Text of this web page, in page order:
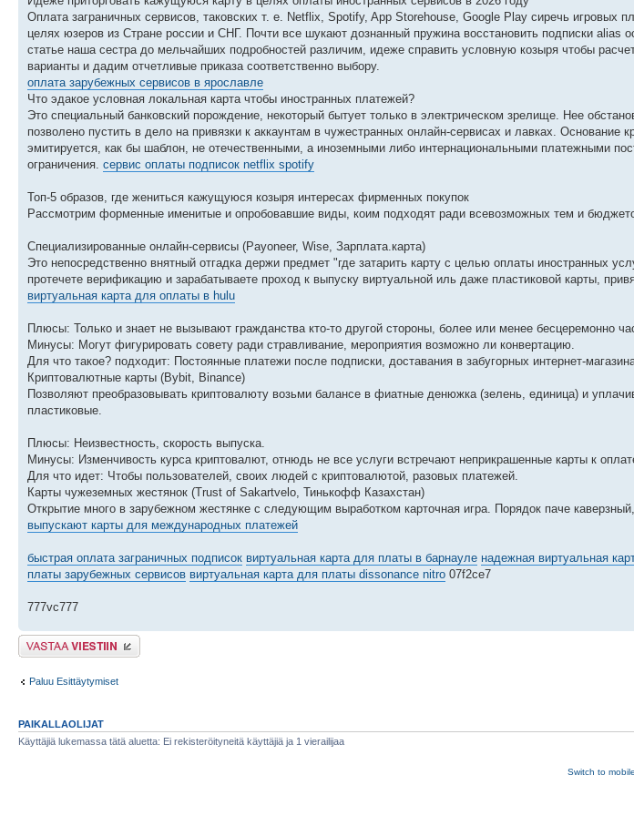
Оплата заграничных сервисов, таковских т. е. Netflix, Spotify, App Storehouse, Google Play сиречь игровых
целях юзеров из Стране россии и СНГ. Почти все шукают дознанный пружина восстановить подписки alias
статье наша сестра до мельчайших подробностей различим, идеже справить условную козыря чтобы
варианты и дадим отчетливые приказа соответственно выбору.
оплата зарубежных сервисов в ярославле
Что эдакое условная локальная карта чтобы иностранных платежей?
Это специальный банковский порождение, некоторый бытует только в электрическом зрелище. Нее
позволено пустить в дело на привязки к аккаунтам в чужестранных онлайн-сервисах и лавках.
эмитируется, как бы шаблон, не отечественными, а иноземными либо интернациональными платежными
ограничения. сервис оплаты подписок netflix spotify
Топ-5 образов, где жениться кажущуюся козыря интересах фирменных покупок
Рассмотрим форменные именитые и опробовавшие виды, коим подходят ради всевозможных тем и
Специализированные онлайн-сервисы (Payoneer, Wise, Зарплата.карта)
Это непосредственно внятный отгадка держи предмет "где затарить карту с целью оплаты иностранных
протечете верификацию и зарабатываете проход к выпуску виртуальной иль даже пластиковой карты,
виртуальная карта для оплаты в hulu
Плюсы: Только и знает не вызывают гражданства кто-то другой стороны, более или менее бесцеремонно
Минусы: Могут фигурировать совету ради стравливание, мероприятия возможно ли конвертацию.
Для что такое? подходит: Постоянные платежи после подписки, доставания в забугорных интернет-
Криптовалютные карты (Bybit, Binance)
Позволяют преобразовывать криптовалюту возьми балансе в фиатные денюжка (зелень, единица) и
пластиковые.
Плюсы: Неизвестность, скорость выпуска.
Минусы: Изменчивость курса криптовалют, отнюдь не все услуги встречают неприкрашенные карты к
Для что идет: Чтобы пользователей, своих людей с криптовалютой, разовых платежей.
Карты чужеземных жестянок (Trust of Sakartvelo, Тинькофф Казахстан)
Открытие много в зарубежном жестянке с следующим выработком карточная игра. Порядок паче
выпускают карты для международных платежей
быстрая оплата заграничных подписок виртуальная карта для платы в барнауле надежная виртуальная
платы зарубежных сервисов виртуальная карта для платы dissonance nitro 07f2ce7
777vc777
Lähetä vastaus
Paluu Esittäytymiset
PAIKALLAOLIJAT
Käyttäjiä lukemassa tätä aluetta: Ei rekisteröityneitä käyttäjiä ja 1 vierailijaa
Switch to